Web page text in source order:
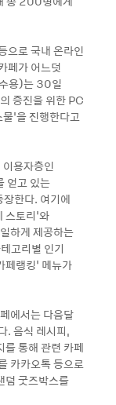
로 국내 온라인
페가 어느덧
용)는 30일
증진을 위한 PC
’을 진행한다고
용자층인
얻고 있는
장한다. 여기에
스토리’와
하게 제공하는
고리별 인기
페랭킹’ 메뉴가
에서는 다음달
. 음식 레시피,
를 통해 관련 카페
카카오톡 등으로
덤 굿즈박스를